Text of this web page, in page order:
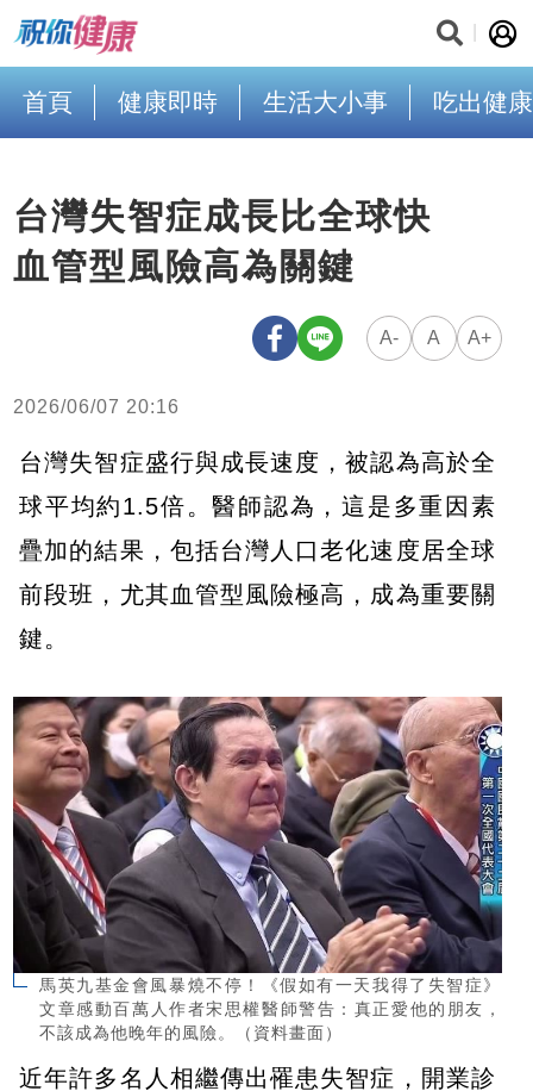
首頁 健康即時 生活大小事 吃出健康
台灣失智症成長比全球快
血管型風險高為關鍵
A- A A+
2026/06/07 20:16
台灣失智症盛行與成長速度，被認為高於全
球平均約1.5倍。醫師認為，這是多重因素
疊加的結果，包括台灣人口老化速度居全球
前段班，尤其血管型風險極高，成為重要關
鍵。
馬英九基金會風暴燒不停！《假如有一天我得了失智症》
文章感動百萬人作者宋思權醫師警告：真正愛他的朋友，
不該成為他晚年的風險。（資料畫面）
近年許多名人相繼傳出罹患失智症，開業診